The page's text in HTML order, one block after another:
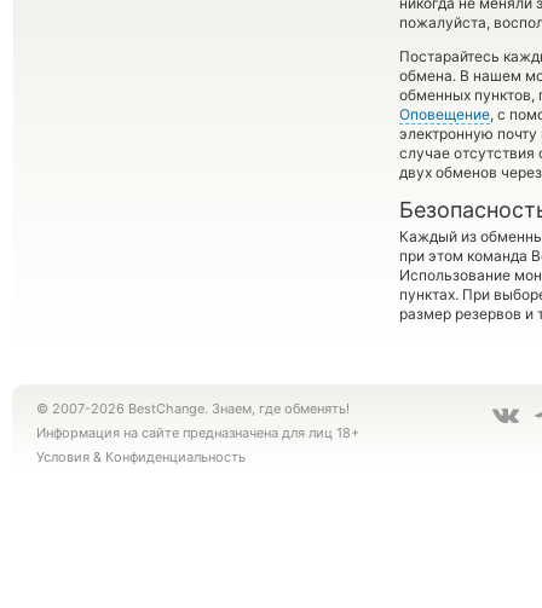
пожалуйста,
Постарайтесь
обмена. В нашем
обменных
Оповещение, с
электронную
случае
двух обменов
Каждый из
при этом команда
Использование
пунктах. При
размер резервов и
© 2007-2026 BestChange. Знаем, где обменять!
Информация на сайте предназначена для лиц 18+
Условия & Конфиденциальность